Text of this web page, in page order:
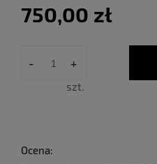
750,00 zł
- +
szt.
Ocena: